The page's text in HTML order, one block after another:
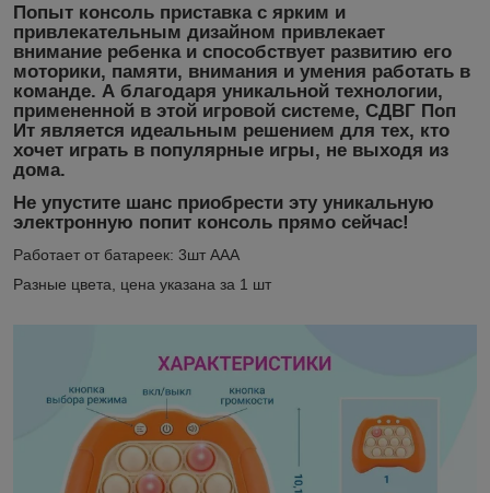
Попыт консоль приставка с ярким и
привлекательным дизайном привлекает
внимание ребенка и способствует развитию его
моторики, памяти, внимания и умения работать в
команде. А благодаря уникальной технологии,
примененной в этой игровой системе, СДВГ Поп
Ит является идеальным решением для тех, кто
хочет играть в популярные игры, не выходя из
дома.
Не упустите шанс приобрести эту уникальную
электронную попит консоль прямо сейчас!
Работает от батареек: 3шт ААА
Разные цвета, цена указана за 1 шт